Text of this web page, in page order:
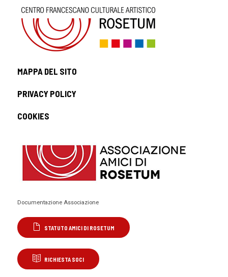
MAPPA DEL SITO
PRIVACY POLICY
COOKIES
Documentazione Associazione
STATUTO AMICI DI ROSETUM
RICHIESTA SOCI